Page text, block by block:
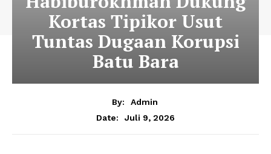
Kortas Tipikor Usut
Tuntas Dugaan Korupsi
Batu Bara
By:
Admin
Date:
Juli 9, 2026